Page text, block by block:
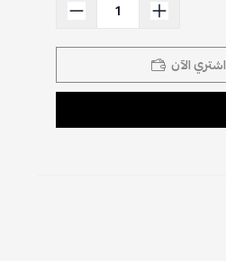
اشتري الآن